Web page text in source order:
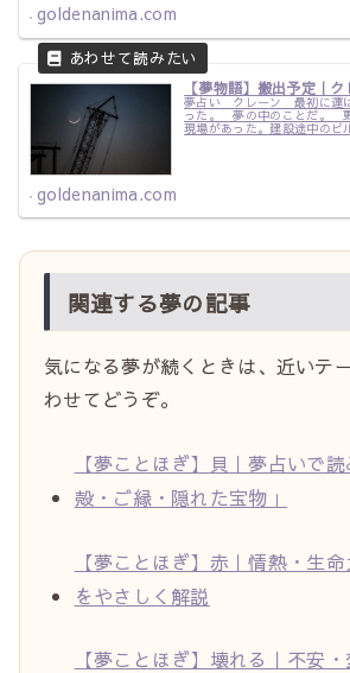
goldenanima.com
【夢物語】搬出予定｜
夢占い クレーン 最初に運
った。 夢の中のことだ。
現場があった。建設途中のビ
長いクレーンのアームだけが
goldenanima.com
関連する夢の記事
気になる夢が続くときは、近いテ
わせてどうぞ。
【夢ことほぎ】貝｜夢占いで
殻・ご縁・隠れた宝物」
【夢ことほぎ】赤｜情熱・生
をやさしく解説
【夢ことほぎ】壊れる｜不安